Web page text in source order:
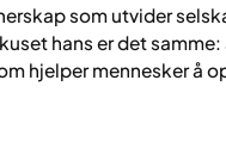
som utvider
hans er det
hjelper mennesker å